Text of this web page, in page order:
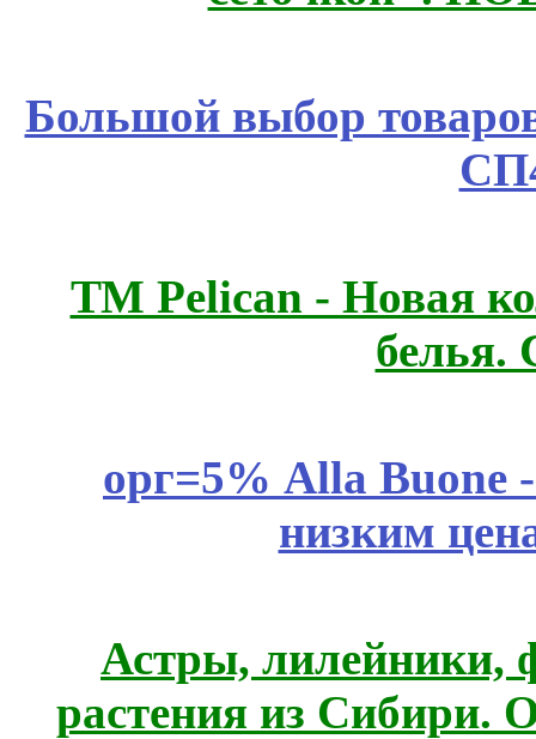
Большой выбор
ТМ Pelican - Новая
белья.
орг=5% Alla Buone
низким
Астры, лилейники,
растения из Сибири.